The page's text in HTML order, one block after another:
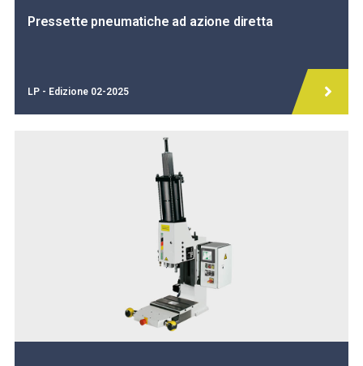
Pressette pneumatiche ad azione diretta
LP - Edizione 02-2025